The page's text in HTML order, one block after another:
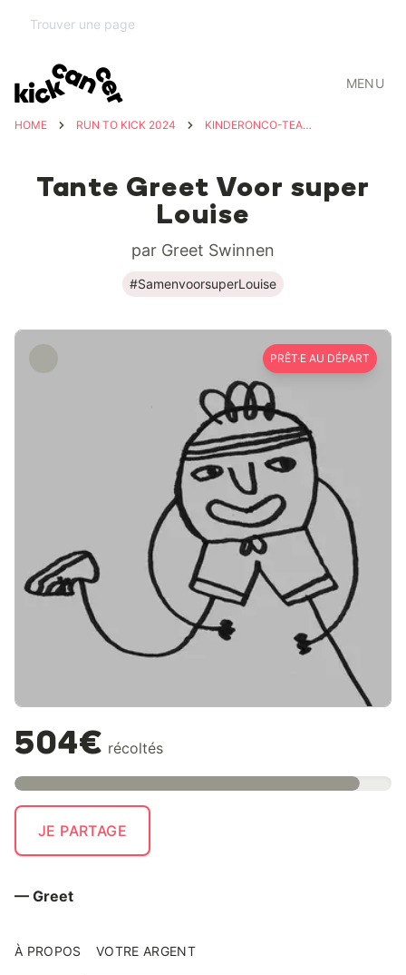
MENU
HOME RUN TO KICK 2024 KINDERONCO-TEAM UZ LEUVEN
Tante Greet Voor super
Louise
par Greet Swinnen
#SamenvoorsuperLouise
PRÊT·E AU DÉPART
504€ récoltés
JE PARTAGE
— Greet
À PROPOS VOTRE ARGENT